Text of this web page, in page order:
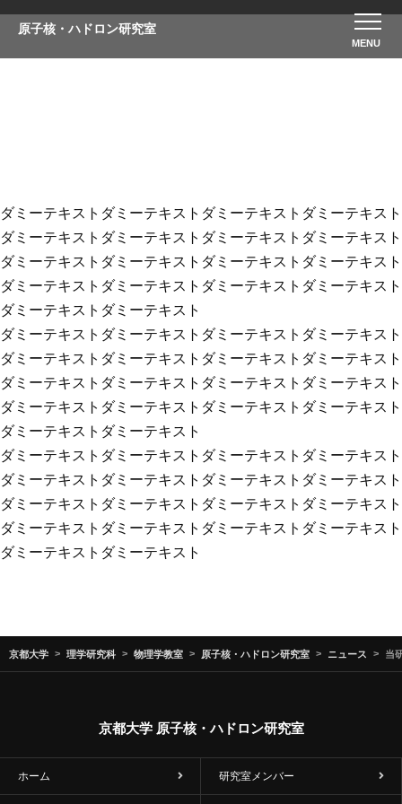
原子核・ハドロン研究室
ダミーテキストダミーテキストダミーテキストダミーテキスト
ダミーテキストダミーテキストダミーテキストダミーテキスト
ダミーテキストダミーテキストダミーテキストダミーテキスト
ダミーテキストダミーテキストダミーテキストダミーテキスト
ダミーテキストダミーテキスト
ダミーテキストダミーテキストダミーテキストダミーテキスト
ダミーテキストダミーテキストダミーテキストダミーテキスト
ダミーテキストダミーテキストダミーテキストダミーテキスト
ダミーテキストダミーテキストダミーテキストダミーテキスト
ダミーテキストダミーテキスト
ダミーテキストダミーテキストダミーテキストダミーテキスト
ダミーテキストダミーテキストダミーテキストダミーテキスト
ダミーテキストダミーテキストダミーテキストダミーテキスト
ダミーテキストダミーテキストダミーテキストダミーテキスト
ダミーテキストダミーテキスト
京都大学 理学研究科 物理学教室 原子核・ハドロン研究室 ニュース 当
京都大学 原子核・ハドロン研究室
ホーム 研究室メンバー